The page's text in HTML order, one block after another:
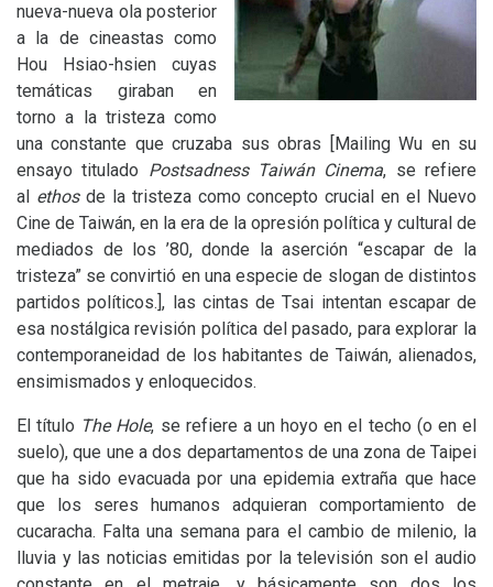
nueva-nueva ola posterior
a la de cineastas como
Hou Hsiao-hsien cuyas
temáticas giraban en
torno a la tristeza como
una constante que cruzaba sus obras [Mailing Wu en su
ensayo titulado Postsadness Taiwán Cinema, se refiere
al ethos de la tristeza como concepto crucial en el Nuevo
Cine de Taiwán, en la era de la opresión política y cultural de
mediados de los ’80, donde la aserción “escapar de la
tristeza” se convirtió en una especie de slogan de distintos
partidos políticos.], las cintas de Tsai intentan escapar de
esa nostálgica revisión política del pasado, para explorar la
contemporaneidad de los habitantes de Taiwán, alienados,
ensimismados y enloquecidos.
El título The Hole, se refiere a un hoyo en el techo (o en el
suelo), que une a dos departamentos de una zona de Taipei
que ha sido evacuada por una epidemia extraña que hace
que los seres humanos adquieran comportamiento de
cucaracha. Falta una semana para el cambio de milenio, la
lluvia y las noticias emitidas por la televisión son el audio